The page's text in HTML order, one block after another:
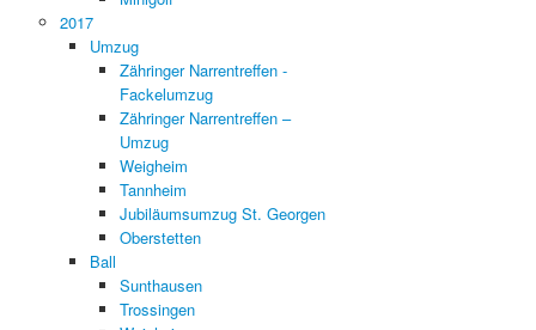
2017
Umzug
Zähringer Narrentreffen -
Fackelumzug
Zähringer Narrentreffen –
Umzug
Weigheim
Tannheim
Jubiläumsumzug St. Georgen
Oberstetten
Ball
Sunthausen
Trossingen